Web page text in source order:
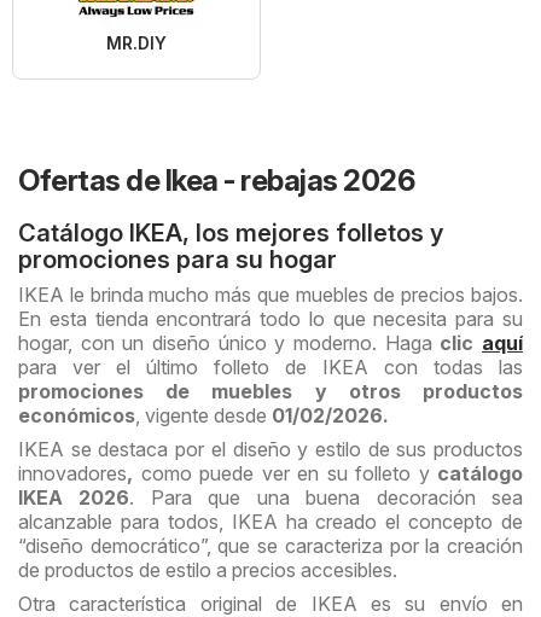
MR.DIY
Ofertas de Ikea - rebajas 2026
Catálogo IKEA, los mejores folletos y
promociones para su hogar
IKEA le brinda mucho más que muebles de precios bajos.
En esta tienda encontrará todo lo que necesita para su
hogar, con un diseño único y moderno. Haga clic aquí
para ver el último folleto de IKEA con todas las
promociones de muebles y otros productos
económicos, vigente desde 01/02/2026.
IKEA se destaca por el diseño y estilo de sus productos
innovadores, como puede ver en su folleto y catálogo
IKEA 2026. Para que una buena decoración sea
alcanzable para todos, IKEA ha creado el concepto de
“diseño democrático”, que se caracteriza por la creación
de productos de estilo a precios accesibles.
Otra característica original de IKEA es su envío en